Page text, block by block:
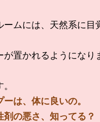
ームには、天然系に目
が置かれるようになり
ーは、体に良いの。
の悪さ、知ってる？